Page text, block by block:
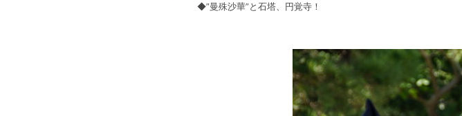
◆”曼殊沙華”と石塔、円覚寺！